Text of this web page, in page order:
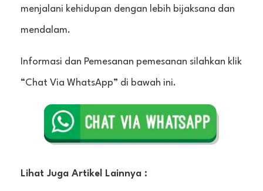
menjalani kehidupan dengan lebih bijaksana dan
mendalam.
Informasi dan Pemesanan pemesanan silahkan klik
“Chat Via WhatsApp” di bawah ini.
Lihat Juga Artikel Lainnya :